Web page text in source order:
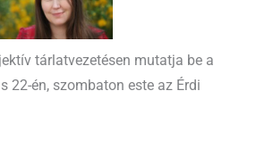
tárlatvezetésen mutatja be a
22-én, szombaton este az Érdi